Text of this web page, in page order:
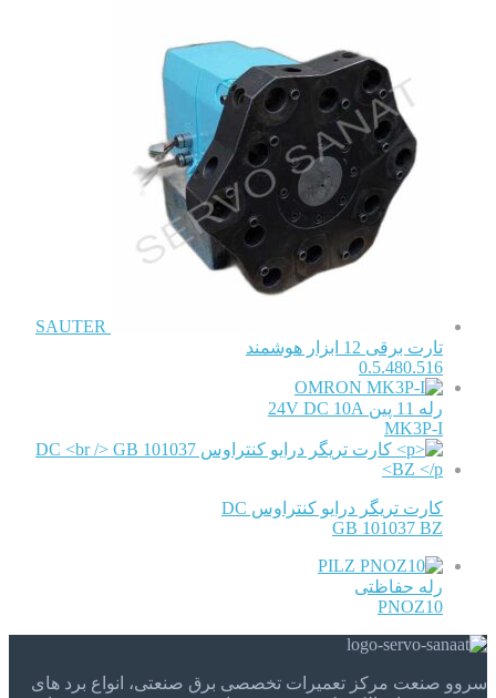
SAUTER
تارت برقی 12 ابزار هوشمند
0.5.480.516
OMRON
رله 11 پین 24V DC 10A
MK3P-I
کارت تریگر درایو کنتراوس DC
GB 101037 BZ
PILZ
رله حفاظتی
PNOZ10
سروو صنعت مرکز تعمیرات تخصصی برق صنعتی، انواع برد های